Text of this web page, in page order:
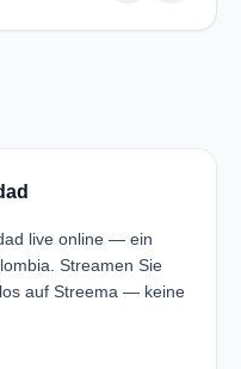
live online — ein
Streamen Sie
auf Streema — keine